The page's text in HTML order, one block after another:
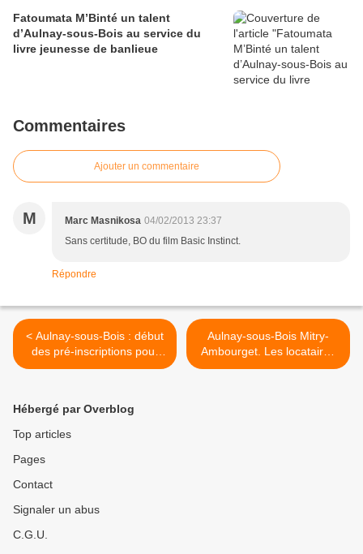
Fatoumata M’Binté un talent
d’Aulnay-sous-Bois au service du
livre jeunesse de banlieue
Commentaires
Ajouter un commentaire
M Marc Masnikosa 04/02/2013 23:37
Sans certitude, BO du film Basic Instinct.
Répondre
< Aulnay-sous-Bois : début
des pré-inscriptions pour
les séjours vacances de
Aulnay-sous-Bois Mitry-
Ambourget. Les locataires
étaient sans chauffage. La
Hébergé par Overblog
Top articles
Pages
Contact
Signaler un abus
C.G.U.